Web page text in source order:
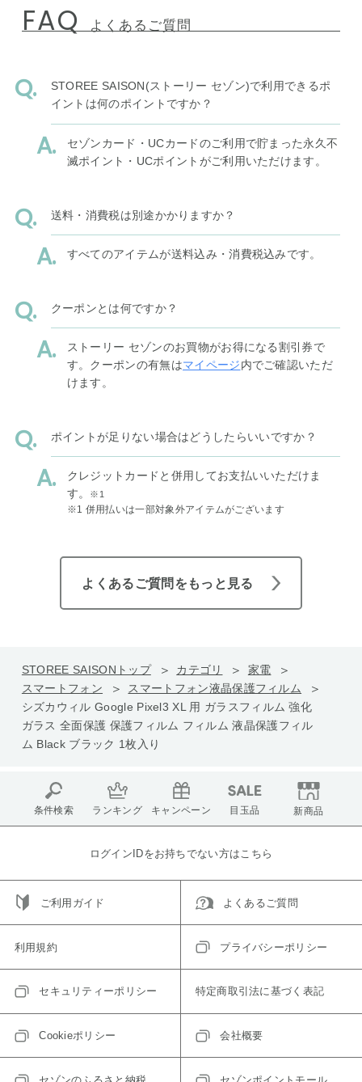
FAQ よくあるご質問
STOREE SAISON(ストーリー セゾン)で利用できるポ
イントは何のポイントですか？
セゾンカード・UCカードのご利用で貯まった永久不
滅ポイント・UCポイントがご利用いただけます。
送料・消費税は別途かかりますか？
すべてのアイテムが送料込み・消費税込みです。
クーポンとは何ですか？
ストーリー セゾンのお買物がお得になる割引券で
す。クーポンの有無はマイページ内でご確認いただ
けます。
ポイントが足りない場合はどうしたらいいですか？
クレジットカードと併用してお支払いいただけま
す。
※1
※1 併用払いは一部対象外アイテムがございます
よくあるご質問をもっと見る
STOREE SAISONトップ カテゴリ
家電
スマートフォン
スマートフォン液晶保護フィルム
シズカウィル Google Pixel3 XL 用 ガラスフィルム 強化
ガラス 全面保護 保護フィルム フィルム 液晶保護フィル
ム Black ブラック 1枚入り
条件検索 ランキング キャンペーン 目玉品 新商品
ログインIDをお持ちでない方はこちら
ご利用ガイド よくあるご質問
利用規約 プライバシーポリシー
セキュリティーポリシー 特定商取引法に基づく表記
Cookieポリシー 会社概要